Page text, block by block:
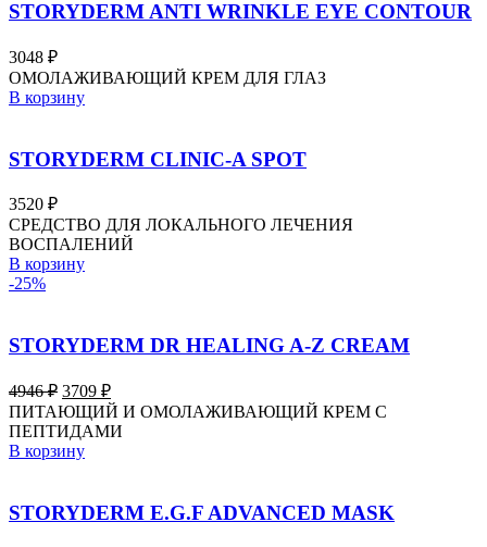
STORYDERM ANTI WRINKLE EYE CONTOUR
3048 ₽
ОМОЛАЖИВАЮЩИЙ КРЕМ ДЛЯ ГЛАЗ
В корзину
STORYDERM CLINIC-A SPOT
3520 ₽
СРЕДСТВО ДЛЯ ЛОКАЛЬНОГО ЛЕЧЕНИЯ
ВОСПАЛЕНИЙ
В корзину
-25%
STORYDERM DR HEALING A-Z CREAM
4946₽ Первоначальная
цена
составляла
4946 ₽.
3709 ₽Текущая
цена:
3709 ₽.
ПИТАЮЩИЙ И ОМОЛАЖИВАЮЩИЙ КРЕМ С
ПЕПТИДАМИ
В корзину
STORYDERM E.G.F ADVANCED MASK